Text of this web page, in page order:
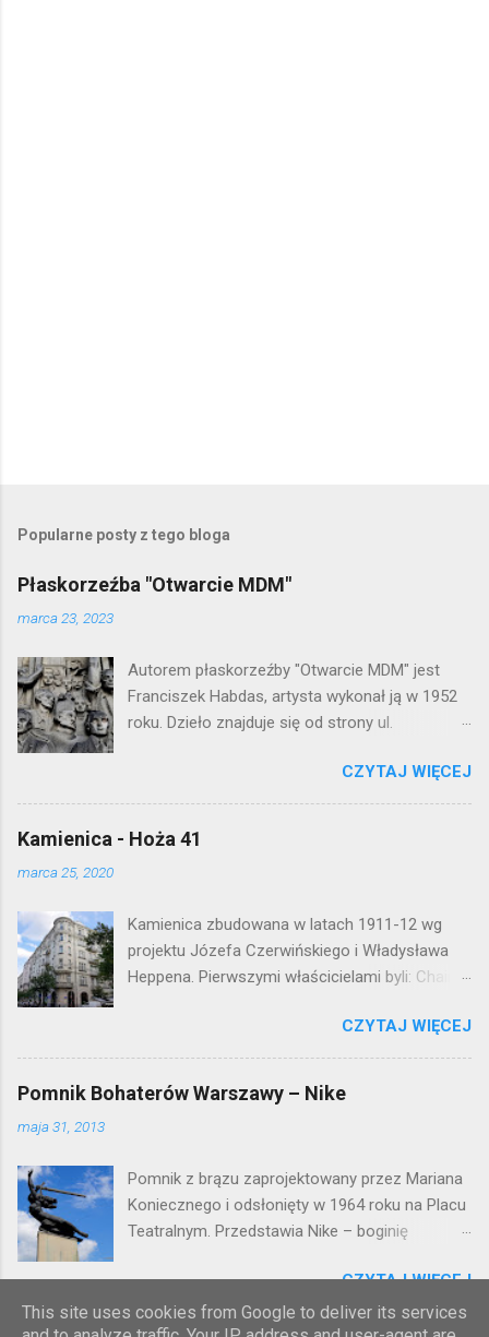
Popularne posty z tego bloga
Płaskorzeźba "Otwarcie MDM"
marca 23, 2023
Autorem płaskorzeźby "Otwarcie MDM" jest
Franciszek Habdas, artysta wykonał ją w 1952
roku. Dzieło znajduje się od strony ul.
warszawskiej flagowej inwestycji
mieszkaniowej lat 50. Lokalizacja: Śródmieście
CZYTAJ WIĘCEJ
Kamienica - Hoża 41
marca 25, 2020
Kamienica zbudowana w latach 1911-12 wg
projektu Józefa Czerwińskiego i Władysława
Heppena. Pierwszymi właścicielami byli: Chaim
kamienica była zamieszkała przez
pracowników Elektrowni Warszawskiej. Ten
okazały budynek wyszedł bez szwanku z II
wojny światowej. Lokalizacja: Śródmieście
CZYTAJ WIĘCEJ
Pomnik Bohaterów Warszawy – Nike
maja 31, 2013
Pomnik z brązu zaprojektowany przez Mariana
Koniecznego i odsłonięty w 1964 roku na Placu
Teatralnym. Przedstawia Nike – boginię
Przy tworzeniu rysów twarzy rzeźbiarzowi
pozowała jego córka (inne źródła podają córkę
CZYTAJ WIĘCEJ
This site uses cookies from Google to deliver its services